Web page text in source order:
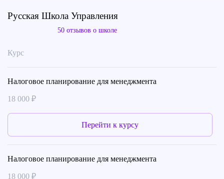
Русская Школа Управления
50 отзывов о школе
Курс
Налоговое планирование для менеджмента
18 000 ₽
Перейти к курсу
Налоговое планирование для менеджмента
18 000 ₽